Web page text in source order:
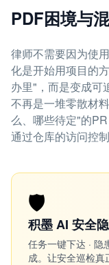
PDF困境与
律师不需要因为使
化是开始用项目的
办里"，而是变成可
不再是一堆零散材
么、哪些待定"的
通过仓库的访问控
🛡️
积墨 AI 安全
任务一键下达 · 隐
成。让安全巡检真